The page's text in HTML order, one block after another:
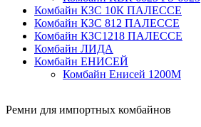
Комбайн КЗС 10К ПАЛЕССЕ
Комбайн КЗС 812 ПАЛЕССЕ
Комбайн КЗС1218 ПАЛЕССЕ
Комбайн ЛИДА
Комбайн ЕНИСЕЙ
Комбайн Енисей 1200М
Ремни для импортных комбайнов